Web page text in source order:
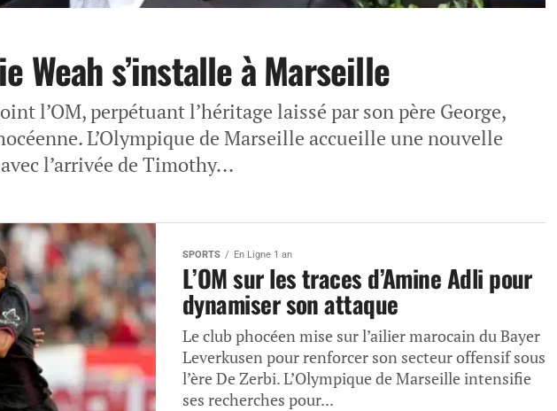
Weah s’installe à Marseille
l’OM, perpétuant l’héritage laissé par son père George,
L’Olympique de Marseille accueille une nouvelle
l’arrivée de Timothy...
SPORTS En Ligne 1 an
L’OM sur les traces d’Amine Adli pour
dynamiser son attaque
Le club phocéen mise sur l’ailier marocain du Bayer
Leverkusen pour renforcer son secteur offensif sous
l’ère De Zerbi. L’Olympique de Marseille intensifie
ses recherches pour...